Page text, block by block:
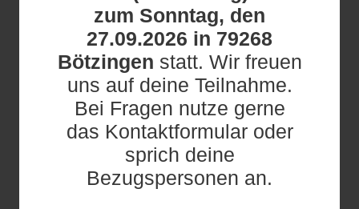
zum Sonntag, den
27.09.2026 in 79268
Bötzingen statt. Wir freuen
uns auf deine Teilnahme.
Bei Fragen nutze gerne
das Kontaktformular oder
sprich deine
Bezugspersonen an.